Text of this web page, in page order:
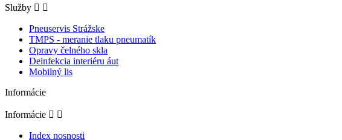
Služby  
Pneuservis Strážske
TMPS - meranie tlaku pneumatík
Opravy čelného skla
Deinfekcia interiéru áut
Mobilný lis
Informácie
Informácie  
Index nosnosti